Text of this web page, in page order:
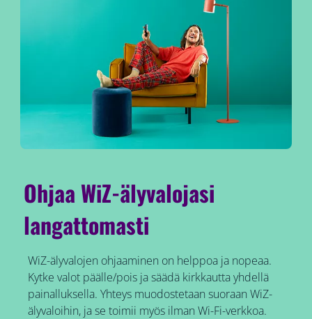
Ohjaa WiZ-älyvalojasi
langattomasti
WiZ-älyvalojen ohjaaminen on helppoa ja nopeaa.
Kytke valot päälle/pois ja säädä kirkkautta yhdellä
painalluksella. Yhteys muodostetaan suoraan WiZ-
älyvaloihin, ja se toimii myös ilman Wi-Fi-verkkoa.